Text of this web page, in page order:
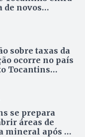
de novos
sobre taxas da
ocorre no país
Tocantins
se prepara
áreas de
mineral após 20